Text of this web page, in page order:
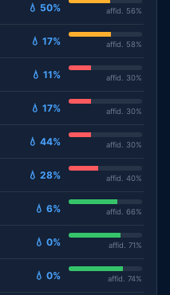
💧 50% affid. 56%
💧 17% affid. 58%
💧 11% affid. 30%
💧 17% affid. 30%
💧 44% affid. 30%
💧 28% affid. 40%
💧 6% affid. 66%
💧 0% affid. 71%
💧 0% affid. 74%